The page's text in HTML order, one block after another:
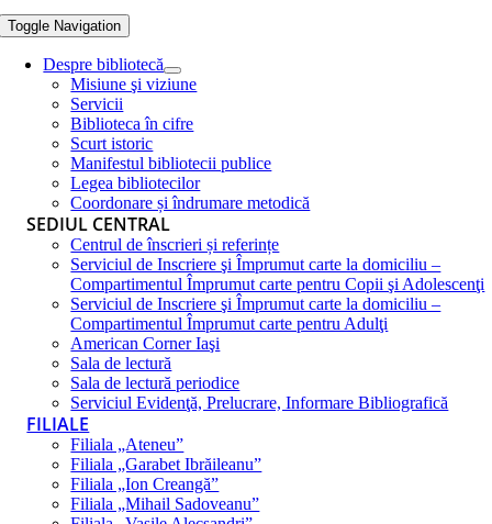
Toggle Navigation
Despre bibliotecă
Misiune şi viziune
Servicii
Biblioteca în cifre
Scurt istoric
Manifestul bibliotecii publice
Legea bibliotecilor
Coordonare și îndrumare metodică
SEDIUL CENTRAL
Centrul de înscrieri și referințe
Serviciul de Inscriere şi Împrumut carte la domiciliu –
Compartimentul Împrumut carte pentru Copii şi Adolescenţi
Serviciul de Inscriere şi Împrumut carte la domiciliu –
Compartimentul Împrumut carte pentru Adulţi
American Corner Iaşi
Sala de lectură
Sala de lectură periodice
Serviciul Evidenţă, Prelucrare, Informare Bibliografică
FILIALE
Filiala „Ateneu”
Filiala „Garabet Ibrăileanu”
Filiala „Ion Creangă”
Filiala „Mihail Sadoveanu”